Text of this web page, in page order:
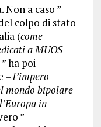
Non a caso ”
colpo di stato
(come
a MUOS
” ha poi
–l’impero
mondo bipolare
in
”